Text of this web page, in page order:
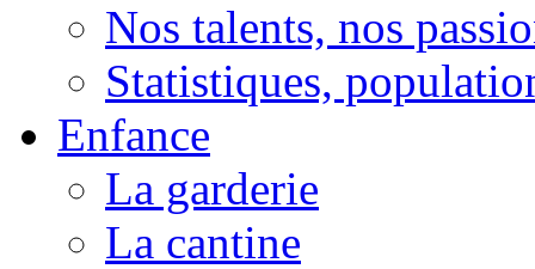
Nos talents, nos
Statistiques,
Enfance
La garderie
La cantine